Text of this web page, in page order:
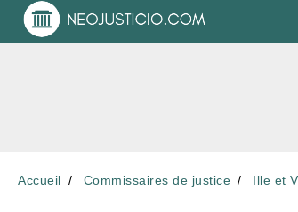
Accueil Commissaires de justice Ille et